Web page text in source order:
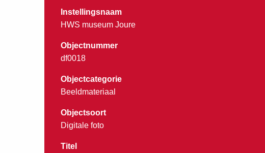
Instellingsnaam
HWS museum Joure
Objectnummer
df0018
Objectcategorie
Beeldmateriaal
Objectsoort
Digitale foto
Titel